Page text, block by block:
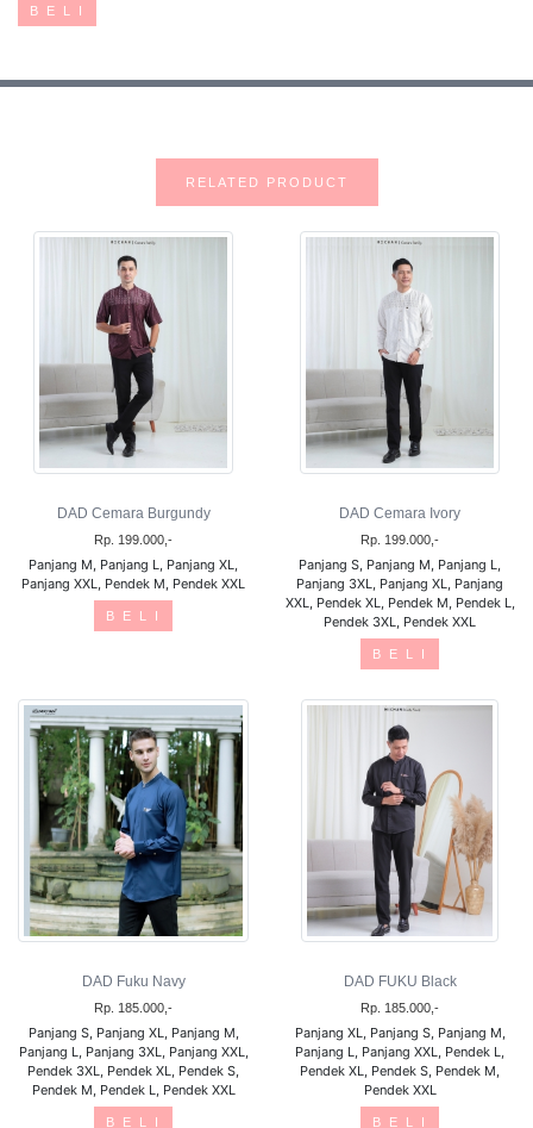
B E L I
RELATED PRODUCT
DAD Cemara Burgundy
Rp. 199.000,-
Panjang M, Panjang L, Panjang XL,
Panjang XXL, Pendek M, Pendek XXL
B E L I
DAD Cemara Ivory
Rp. 199.000,-
Panjang S, Panjang M, Panjang L,
Panjang 3XL, Panjang XL, Panjang
XXL, Pendek XL, Pendek M, Pendek L,
Pendek 3XL, Pendek XXL
B E L I
DAD Fuku Navy
Rp. 185.000,-
Panjang S, Panjang XL, Panjang M,
Panjang L, Panjang 3XL, Panjang XXL,
Pendek 3XL, Pendek XL, Pendek S,
Pendek M, Pendek L, Pendek XXL
B E L I
DAD FUKU Black
Rp. 185.000,-
Panjang XL, Panjang S, Panjang M,
Panjang L, Panjang XXL, Pendek L,
Pendek XL, Pendek S, Pendek M,
Pendek XXL
B E L I